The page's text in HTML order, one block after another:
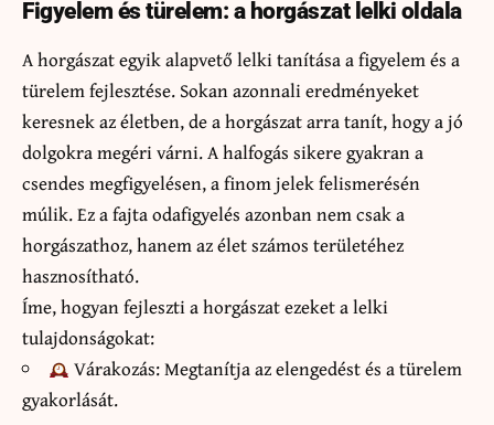
Figyelem és türelem: a horgászat lelki oldala
A horgászat egyik alapvető lelki tanítása a figyelem és a
türelem fejlesztése. Sokan azonnali eredményeket
keresnek az életben, de a horgászat arra tanít, hogy a jó
dolgokra megéri várni. A halfogás sikere gyakran a
csendes megfigyelésen, a finom jelek felismerésén
múlik. Ez a fajta odafigyelés azonban nem csak a
horgászathoz, hanem az élet számos területéhez
hasznosítható.
Íme, hogyan fejleszti a horgászat ezeket a lelki
tulajdonságokat:
Várakozás: Megtanítja az elengedést és a türelem
gyakorlását.